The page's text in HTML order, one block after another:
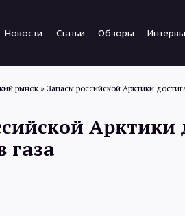
Новости Статьи Обзоры
рынок » Запасы российской Арктики
Арктики
газа